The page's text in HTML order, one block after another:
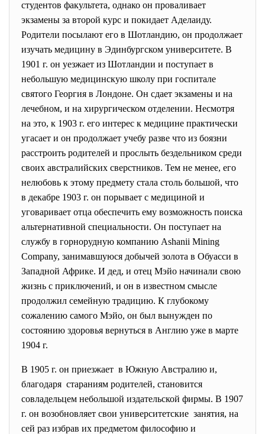
студентов факультета, однако он проваливает
экзамены за второй курс и покидает Аделаиду.
Родители посылают его в Шотландию, он продолжает
изучать медицину в Эдинбургском университете. В
1901 г. он уезжает из Шотландии и поступает в
небольшую медицинскую школу при госпитале
святого Георгия в Лондоне. Он сдает экзамены и на
лечебном, и на хирургическом отделении. Несмотря
на это, к 1903 г. его интерес к медицине практически
угасает и он продолжает учебу разве что из боязни
расстроить родителей и прослыть бездельником среди
своих австралийских сверстников. Тем не менее, его
нелюбовь к этому предмету стала столь большой, что
в декабре 1903 г. он порывает с медициной и
уговаривает отца обеспечить ему возможность поиска
альтернативной специальности. Он поступает на
службу в горнорудную компанию Ashanii Mining
Company, занимавшуюся добычей золота в Обуасси в
Западной Африке. И дед, и отец Мэйо начинали свою
жизнь с приключений, и он в известном смысле
продолжил семейную традицию. К глубокому
сожалению самого Мэйо, он был вынужден по
состоянию здоровья вернуться в Англию уже в марте
1904 г.
В 1905 г. он приезжает в Южную Австралию и,
благодаря стараниям родителей, становится
совладельцем небольшой издательской фирмы. В 1907
г. он возобновляет свои университетские занятия, на
сей раз избрав их предметом философию и